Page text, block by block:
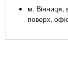
м. Вінниця,
поверх,